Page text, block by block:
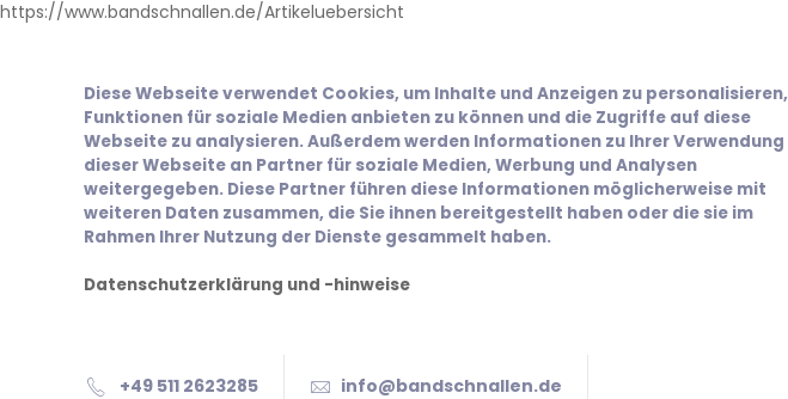
https://www.bandschnallen.de/Artikeluebersicht
Diese Webseite verwendet Cookies, um Inhalte und Anzeigen zu personalisieren,
Funktionen für soziale Medien anbieten zu können und die Zugriffe auf diese
Webseite zu analysieren. Außerdem werden Informationen zu Ihrer Verwendung
dieser Webseite an Partner für soziale Medien, Werbung und Analysen
weitergegeben. Diese Partner führen diese Informationen möglicherweise mit
weiteren Daten zusammen, die Sie ihnen bereitgestellt haben oder die sie im
Rahmen Ihrer Nutzung der Dienste gesammelt haben.
Datenschutzerklärung und -hinweise
+49 511 2623285 info@bandschnallen.de